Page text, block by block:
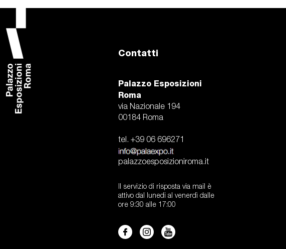
Contatti
Palazzo Esposizioni
Roma
via Nazionale 194
00184 Roma
tel. +39 06 696271
palazzoesposizioniroma.it
Il servizio di risposta via mail è
attivo dal lunedi al venerdì dalle
ore 9:30 alle 17:00